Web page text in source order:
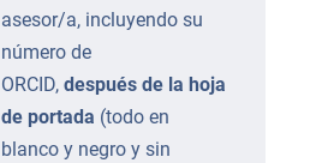
asesor/a, incluyendo su
número de
ORCID, después de la hoja
de portada (todo en
blanco y negro y sin